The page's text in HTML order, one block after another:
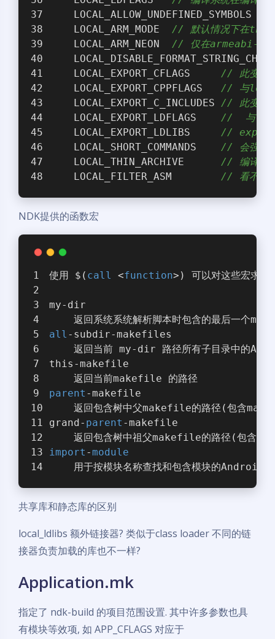
    LOCAL_ALLOW_UNDEFINED_SYMBOLS
    LOCAL_ARM_MODE
// 默认情况下在
    LOCAL_ARM_NEON
// 仅在armeabi-v7a
    LOCAL_EXPORT_CFLAGS
// 此变量用
    LOCAL_EXPORT_CPPFLAGS
// 与
    LOCAL_EXPORT_C_INCLUDES
// 此变量
    LOCAL_EXPORT_LDFLAGS
//  与
    LOCAL_EXPORT_LDLIBS
// export
    LOCAL_SHORT_COMMANDS
// 会强制编
    LOCAL_THIN_ARCHIVE
// 编译静
    LOCAL_FILTER_ASM
// 看不太
NDK提供的函数宏
使用 $( call <function>) 可以对这些宏求值
my-dir
返回系统系统解析脚本时包含的最后一个
all -subdir-makefiles
返回当前 my-dir 路径所有子目录中的
this-makefile
    返回当前makefile 的路径
parent -makefile
返回包含树中父makefile的路径(包含
grand- parent -makefile
返回包含树中祖父makefile的路径(包含
import -module
用于按模块名称查找和包含模块的
共享库和静态库的区别
local_ldlibs 额外链接器? 类似于class loader 不同的链
接器负责加载的库也不一样?
Application.mk
指定了 ndk-build 的项目范围设置. 其中许多参数也具
有模块等效项, 如 APP_CFLAGS 对应于